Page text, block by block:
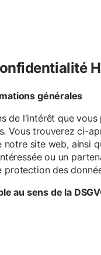
générales
de l'intérêt que
Vous trouverez ci-
site web, ainsi
ou un
protection des
au sens de la